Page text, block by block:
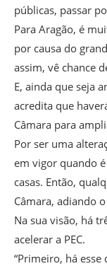
públicas, passar
Para Aragão, é
por causa do
assim, vê chance
E, ainda que seja
acredita que
Câmara para
Por ser uma
em vigor quando
casas. Então,
Câmara, adiando
Na sua visão, há
acelerar a PEC.
“Primeiro, há